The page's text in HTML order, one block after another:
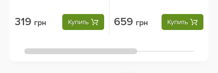
319 грн Купить 659 грн Купить